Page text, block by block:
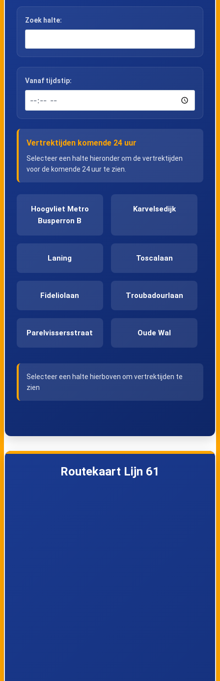
Zoek halte:
Vanaf tijdstip:
Vertrektijden komende 24 uur
Selecteer een halte hieronder om de vertrektijden
voor de komende 24 uur te zien.
Hoogvliet Metro
Busperron B
Karvelsedijk
Laning Toscalaan
Fideliolaan Troubadourlaan
Parelvissersstraat Oude Wal
Selecteer een halte hierboven om vertrektijden te
zien
Routekaart Lijn 61